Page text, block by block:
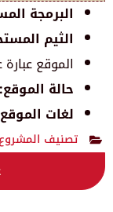
البرمجة
الثيم
الموقع
حالة الموقع:
لغات
تصنيف